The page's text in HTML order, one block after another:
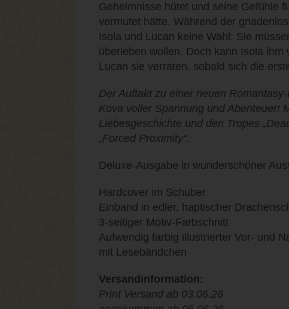
Geheimnisse hütet und seine Gefühle
vermutet hätte. Während der
Isola und Lucan keine Wahl: Sie
überleben wollen. Doch kann Isola ihm
Lucan sie verraten, sobald sich die
Der Auftakt zu einer neuen
Kova voller Spannung und Abenteuer!
Liebesgeschichte und den Tropes
„Forced Proximity“.
Deluxe-Ausgabe in wunderschöner
Hardcover im Schuber
Einband in edler, haptischer
3-seitiger Motiv-Farbschnitt
Aufwendig farbig illustrierter Vor- und
mit Lesebändchen
Versandinformation:
Print Versand ab 03.06.26